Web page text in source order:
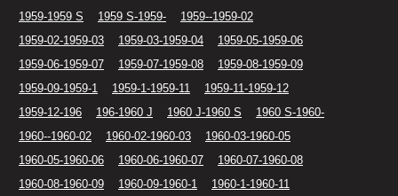
1959-1959 S
1959 S-1959-
1959--1959-02
1959-02-1959-03
1959-03-1959-04
1959-05-1959-06
1959-06-1959-07
1959-07-1959-08
1959-08-1959-09
1959-09-1959-1
1959-1-1959-11
1959-11-1959-12
1959-12-196
196-1960 J 1960 J-1960 S
1960 S-1960-
1960--1960-02
1960-02-1960-03
1960-03-1960-05
1960-05-1960-06
1960-06-1960-07
1960-07-1960-08
1960-08-1960-09
1960-09-1960-1
1960-1-1960-11